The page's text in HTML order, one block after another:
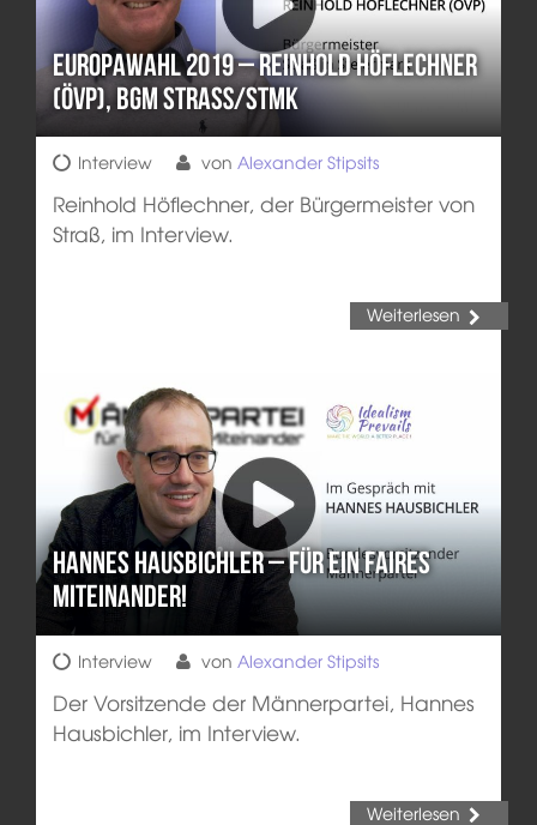
Europawahl 2019 – Reinhold Höflechner
(ÖVP), BGM Straß/Stmk
Interview von Alexander Stipsits
Reinhold Höflechner, der Bürgermeister von
Straß, im Interview.
Weiterlesen
Hannes Hausbichler – Für ein faires
Miteinander!
Interview von Alexander Stipsits
Der Vorsitzende der Männerpartei, Hannes
Hausbichler, im Interview.
Weiterlesen